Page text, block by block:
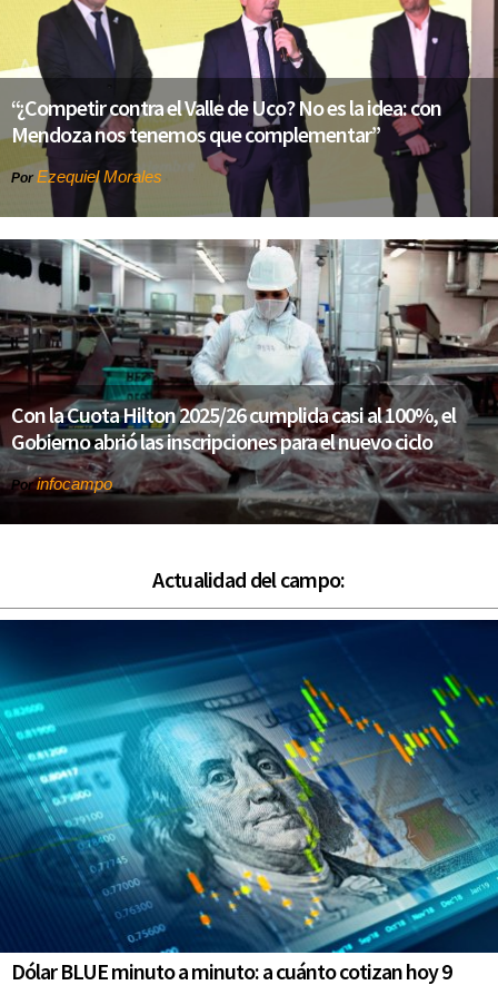
“¿Competir contra el Valle de Uco? No es la idea: con
Mendoza nos tenemos que complementar”
Por Ezequiel Morales
Con la Cuota Hilton 2025/26 cumplida casi al 100%, el
Gobierno abrió las inscripciones para el nuevo ciclo
Porinfocampo
Actualidad del campo:
Dólar BLUE minuto a minuto: a cuánto cotizan hoy 9